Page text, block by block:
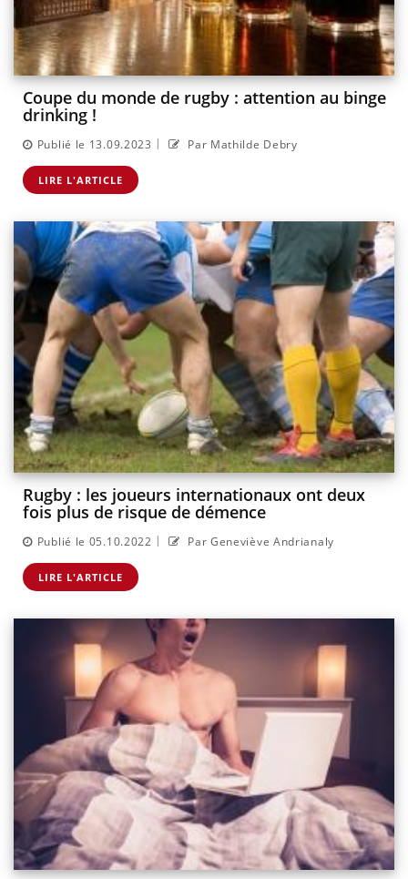
Coupe du monde de rugby : attention au binge
drinking !
Publié le 13.09.2023 | Par Mathilde Debry
LIRE L'ARTICLE
Rugby : les joueurs internationaux ont deux
fois plus de risque de démence
Publié le 05.10.2022 | Par Geneviève Andrianaly
LIRE L'ARTICLE